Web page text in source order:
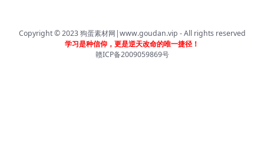
Copyright © 2023狗蛋素材网|www.goudan.vip - All rights reserved
学习是种信仰，更是逆天改命的唯一捷径！
赣ICP备2009059869号